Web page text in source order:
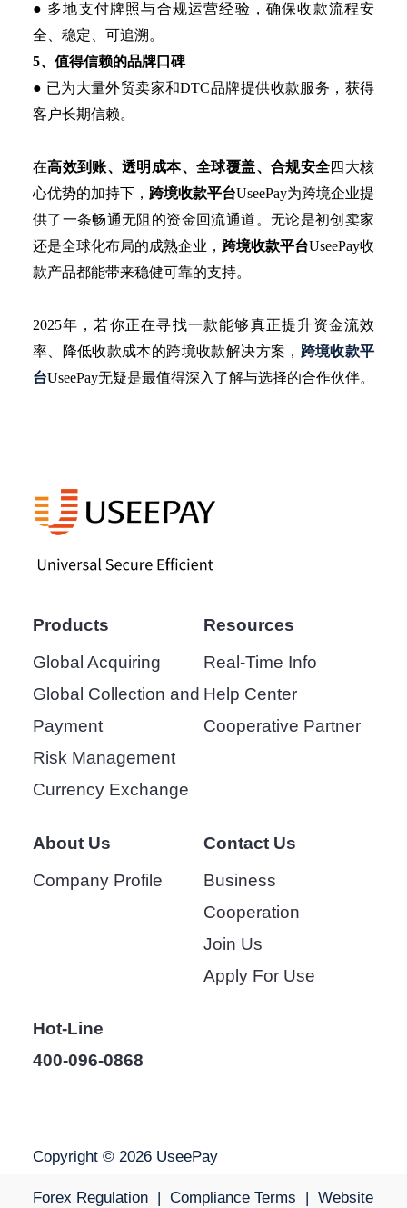
● 多地支付牌照与合规运营经验，确保收款流程安
全、稳定、可追溯。
5、值得信赖的品牌口碑
● 已为大量外贸卖家和DTC品牌提供收款服务，获得
客户长期信赖。
在高效到账、透明成本、全球覆盖、合规安全四大核
心优势的加持下， 跨境收款平台UseePay为跨境企业提
供了一条畅通无阻的资金回流通道。无论是初创卖家
还是全球化布局的成熟企业， 跨境收款平台UseePay收
款产品都能带来稳健可靠的支持。
2025年，若你正在寻找一款能够真正提升资金流效
率、降低收款成本的跨境收款解决方案， 跨境收款平
台UseePay无疑是最值得深入了解与选择的合作伙伴。
Products
Global Acquiring
Global Collection and
Payment
Risk Management
Currency Exchange
Resources
Real-Time Info
Help Center
Cooperative Partner
About Us
Company Profile
Contact Us
Business
Cooperation
Join Us
Apply For Use
Hot-Line
400-096-0868
Copyright © 2026 UseePay
Forex Regulation | Compliance Terms | Website